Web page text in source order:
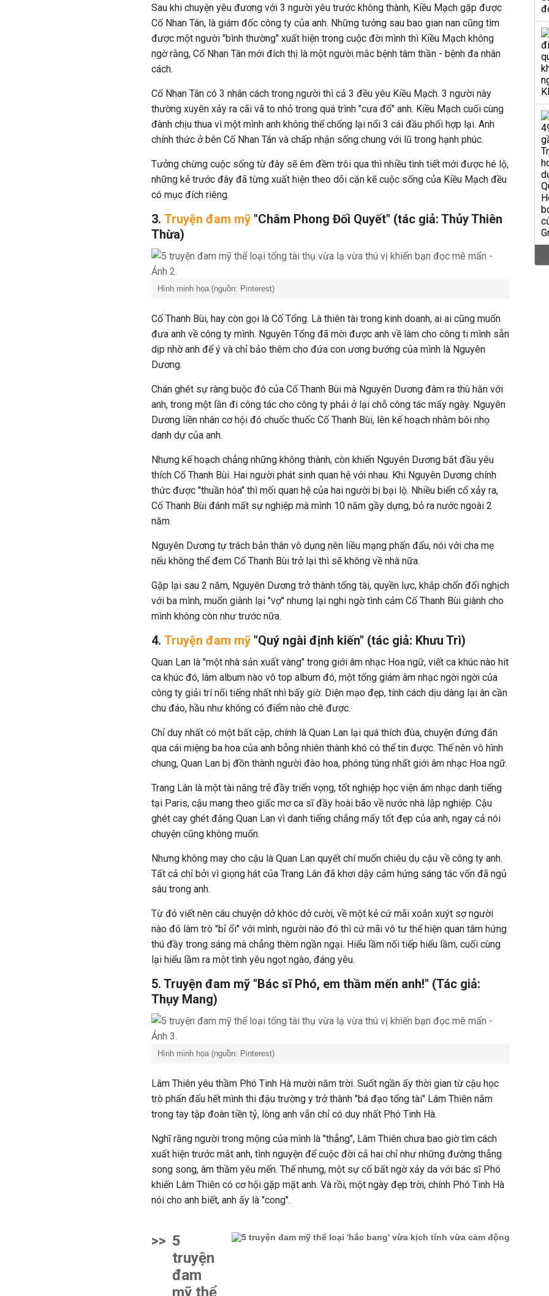
Sau khi chuyện yêu đương với 3 người yêu trước không thành, Kiều Mạch gặp được
Cố Nhan Tân, là giám đốc công ty của anh. Những tưởng sau bao gian nan cũng tìm
được một người "bình thường" xuất hiện trong cuộc đời mình thì Kiều Mạch không
ngờ rằng, Cố Nhan Tân mới đích thị là một người mắc bệnh tâm thần - bệnh đa nhân
cách.
Cố Nhan Tân có 3 nhân cách trong người thì cả 3 đều yêu Kiều Mạch. 3 người này
thường xuyên xảy ra cãi vã to nhỏ trong quá trình "cưa đổ" anh. Kiều Mạch cuối cùng
đành chịu thua vì một mình anh không thể chống lại nổi 3 cái đầu phối hợp lại. Anh
chính thức ở bên Cố Nhan Tân và chấp nhận sống chung với lũ trong hạnh phúc.
Tưởng chừng cuộc sống từ đây sẽ êm đềm trôi qua thì nhiều tình tiết mới được hé lộ,
những kẻ trước đây đã từng xuất hiện theo dõi cặn kẽ cuộc sống của Kiều Mạch đều
có mục đích riêng.
3. Truyện đam mỹ "Châm Phong Đối Quyết" (tác giả: Thủy Thiên
Thừa)
Hình minh họa (nguồn: Pinterest)
Cố Thanh Bùi, hay còn gọi là Cố Tổng. Là thiên tài trong kinh doanh, ai ai cũng muốn
đưa anh về công ty mình. Nguyên Tổng đã mời được anh về làm cho công ti mình sẵn
dịp nhờ anh để ý và chỉ bảo thêm cho đứa con ương bướng của mình là Nguyên
Dương.
Chán ghét sự ràng buộc đó của Cố Thanh Bùi mà Nguyên Dương đâm ra thù hằn với
anh, trong một lần đi công tác cho công ty phải ở lại chỗ công tác mấy ngày. Nguyên
Dương liền nhân cơ hội đó chuốc thuốc Cố Thanh Bùi, lên kế hoạch nhằm bôi nhọ
danh dự của anh.
Nhưng kế hoạch chẳng những không thành, còn khiến Nguyên Dương bắt đầu yêu
thích Cố Thanh Bùi. Hai người phát sinh quan hệ với nhau. Khi Nguyên Dương chính
thức được "thuần hóa" thì mối quan hệ của hai người bị bại lộ. Nhiều biến cố xảy ra,
Cố Thanh Bùi đánh mất sự nghiệp mà mình 10 năm gầy dựng, bỏ ra nước ngoài 2
năm.
Nguyên Dương tự trách bản thân vô dụng nên liều mạng phấn đấu, nói với cha mẹ
nếu không thể đem Cố Thanh Bùi trở lại thì sẽ không về nhà nữa.
Gặp lại sau 2 năm, Nguyên Dương trở thành tổng tài, quyền lực, khắp chốn đối nghịch
với ba mình, muốn giành lại "vợ" nhưng lại nghi ngờ tình cảm Cố Thanh Bùi giành cho
mình không còn như trước nữa.
4. Truyện đam mỹ "Quý ngài định kiến" (tác giả: Khưu Trì)
Quan Lan là "một nhà sản xuất vàng" trong giới âm nhạc Hoa ngữ, viết ca khúc nào hit
ca khúc đó, làm album nào vô top album đó, một tổng giám âm nhạc ngời ngời của
công ty giải trí nổi tiếng nhất nhì bấy giờ. Diện mạo đẹp, tính cách dịu dàng lại ân cần
chu đáo, hầu như không có điểm nào chê được.
Chỉ duy nhất có một bất cập, chính là Quan Lan lại quá thích đùa, chuyện đứng đắn
qua cái miệng ba hoa của anh bỗng nhiên thành khó có thể tin được. Thế nên vô hình
chung, Quan Lan bị đồn thành người đào hoa, phóng túng nhất giới âm nhạc Hoa ngữ.
Trang Lân là một tài năng trẻ đầy triển vọng, tốt nghiệp học viện âm nhạc danh tiếng
tại Paris, cậu mang theo giấc mơ ca sĩ đầy hoài bão về nước nhà lập nghiệp. Cậu
ghét cay ghét đắng Quan Lan vì danh tiếng chẳng mấy tốt đẹp của anh, ngay cả nói
chuyện cũng không muốn.
Nhưng không may cho cậu là Quan Lan quyết chí muốn chiêu dụ cậu về công ty anh.
Tất cả chỉ bởi vì giọng hát của Trang Lân đã khơi dậy cảm hứng sáng tác vốn đã ngủ
sâu trong anh.
Từ đó viết nên câu chuyện dở khóc dở cười, về một kẻ cứ mãi xoắn xuýt sợ người
nào đó làm trò "bỉ ổi" với mình, người nào đó thì cứ mãi vô tư thể hiện quan tâm hứng
thú đầy trong sáng mà chẳng thèm ngần ngại. Hiểu lầm nối tiếp hiểu lầm, cuối cùng
lại hiểu lầm ra một tình yêu ngọt ngào, đáng yêu.
5. Truyện đam mỹ "Bác sĩ Phó, em thầm mến anh!" (Tác giả:
Thụy Mang)
Hình minh họa (nguồn: Pinterest)
Lâm Thiên yêu thầm Phó Tinh Hà mười năm trời. Suốt ngần ấy thời gian từ cậu học
trò phấn đấu hết mình thi đậu trường y trở thành "bá đạo tổng tài" Lâm Thiên nắm
trong tay tập đoàn tiền tỷ, lòng anh vẫn chỉ có duy nhất Phó Tinh Hà.
Nghĩ rằng người trong mộng của mình là "thẳng", Lâm Thiên chưa bao giờ tìm cách
xuất hiện trước mắt anh, tình nguyện để cuộc đời cả hai chỉ như những đường thẳng
song song, âm thầm yêu mến. Thế nhưng, một sự cố bất ngờ xảy da với bác sĩ Phó
khiến Lâm Thiên có cơ hội gặp mặt anh. Và rồi, một ngày đẹp trời, chính Phó Tinh Hà
nói cho anh biết, anh ấy là "cong".
>> 5
truyện
đam
mỹ thể